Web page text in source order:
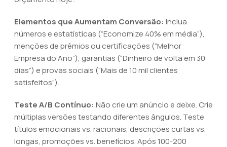
Elementos que Aumentam Conversão: Inclua
números e estatísticas (“Economize 40% em média”),
menções de prêmios ou certificações (“Melhor
Empresa do Ano”), garantias (“Dinheiro de volta em 30
dias”) e provas sociais (“Mais de 10 mil clientes
satisfeitos”).
Teste A/B Contínuo: Não crie um anúncio e deixe. Crie
múltiplas versões testando diferentes ângulos. Teste
títulos emocionais vs. racionais, descrições curtas vs.
longas, promoções vs. benefícios. Após 100-200